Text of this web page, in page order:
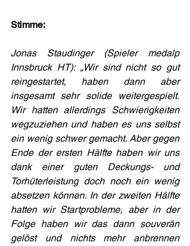
Stimme:
Jonas Staudinger (Spieler medalp
Innsbruck HT): „Wir sind nicht so gut
reingestartet, haben dann aber
insgesamt sehr solide weitergespielt.
Wir hatten allerdings Schwierigkeiten
wegzuziehen und haben es uns selbst
ein wenig schwer gemacht. Aber gegen
Ende der ersten Hälfte haben wir uns
dank einer guten Deckungs- und
Torhüterleistung doch noch ein wenig
absetzen können. In der zweiten Hälfte
hatten wir Startprobleme, aber in der
Folge haben wir das dann souverän
gelöst und nichts mehr anbrennen